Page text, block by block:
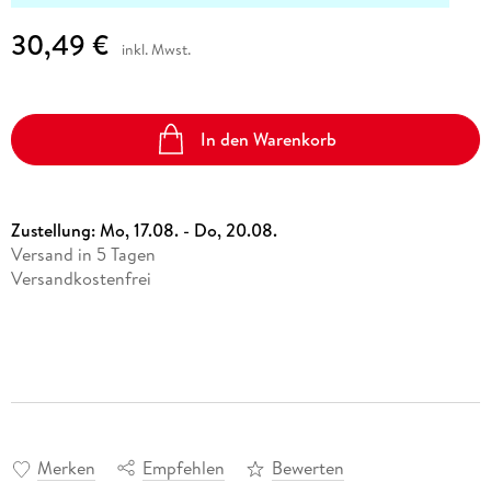
30,49 € inkl. Mwst.
In den Warenkorb
Zustellung:Mo, 17.08. - Do, 20.08.
Versand in 5 Tagen
Versandkostenfrei
Merken Empfehlen Bewerten